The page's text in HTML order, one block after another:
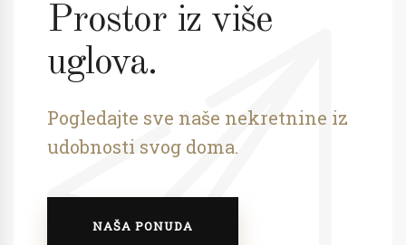
Prostor iz više
uglova.
Pogledajte sve naše nekretnine iz
udobnosti svog doma.
NAŠA PONUDA